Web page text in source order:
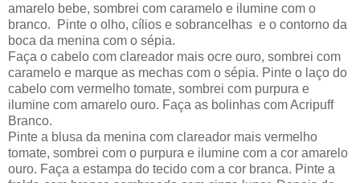
amarelo bebe, sombrei com caramelo e ilumine com o
branco. Pinte o olho, cílios e sobrancelhas e o contorno da
boca da menina com o sépia.
Faça o cabelo com clareador mais ocre ouro, sombrei com
caramelo e marque as mechas com o sépia. Pinte o laço do
cabelo com vermelho tomate, sombrei com purpura e
ilumine com amarelo ouro. Faça as bolinhas com Acripuff
Branco.
Pinte a blusa da menina com clareador mais vermelho
tomate, sombrei com o purpura e ilumine com a cor amarelo
ouro. Faça a estampa do tecido com a cor branca. Pinte a